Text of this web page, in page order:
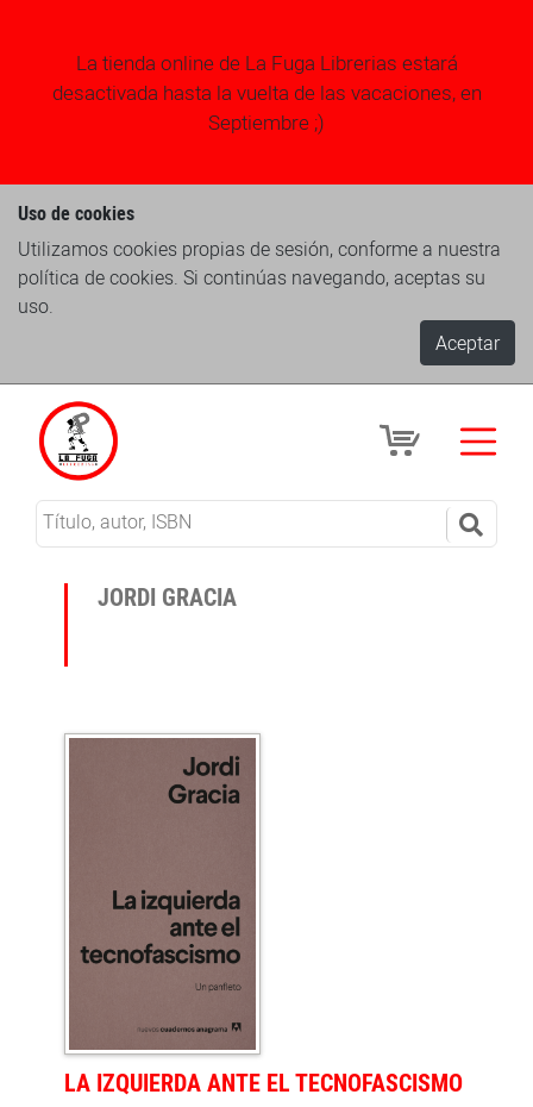
La tienda online de La Fuga Librerias estará
desactivada hasta la vuelta de las vacaciones, en
Septiembre ;)
Uso de cookies
Utilizamos cookies propias de sesión, conforme a nuestra
política de cookies. Si continúas navegando, aceptas su
uso.
Aceptar
JORDI GRACIA
LA IZQUIERDA ANTE EL TECNOFASCISMO